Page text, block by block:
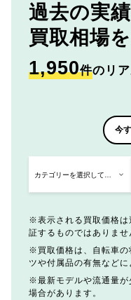
過去の実
買取相場
1,950件のリ
今
表示される買取価格
証するものではありませ
買取価格は、自転車
ツや付属品の有無などに
最新モデルや流通量
場合があります。